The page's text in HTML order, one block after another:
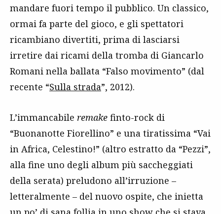
mandare fuori tempo il pubblico. Un classico,
ormai fa parte del gioco, e gli spettatori
ricambiano divertiti, prima di lasciarsi
irretire dai ricami della tromba di Giancarlo
Romani nella ballata “Falso movimento” (dal
recente “Sulla strada”, 2012).
L’immancabile remake finto-rock di
“Buonanotte Fiorellino” e una tiratissima “Vai
in Africa, Celestino!” (altro estratto da “Pezzi”,
alla fine uno degli album più saccheggiati
della serata) preludono all’irruzione –
letteralmente – del nuovo ospite, che inietta